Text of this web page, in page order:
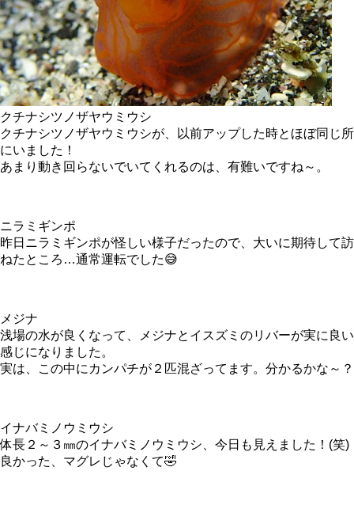
クチナシツノザヤウミウシ
クチナシツノザヤウミウシが、以前アップした時とほぼ同じ所
にいました！
あまり動き回らないでいてくれるのは、有難いですね～。
ニラミギンポ
昨日ニラミギンポが怪しい様子だったので、大いに期待して訪
ねたところ…通常運転でした😅
メジナ
浅場の水が良くなって、メジナとイスズミのリバーが実に良い
感じになりました。
実は、この中にカンパチが２匹混ざってます。分かるかな～？
イナバミノウミウシ
体長２～３㎜のイナバミノウミウシ、今日も見えました！(笑)
良かった、マグレじゃなくて🤣